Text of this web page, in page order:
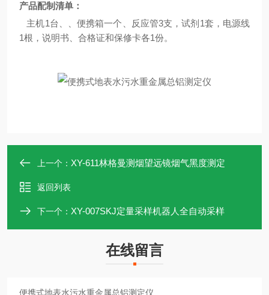
产品配制清单：
主机1台、、便携箱一个、反应管3支，试剂 1套，电源线
1根，说明书、合格证和保修卡各1份。
上一个： XY-611林格曼测烟望远镜烟气黑度测定
返回列表
下一个： XY-007SKJ定量采样机器人全自动采样
在线留言